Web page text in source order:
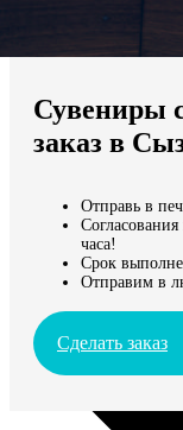
Мы доставляем по
Продолжить без
Сувениры
заказ в
Отправь в
часа!
Срок
Отправим в
Сделать заказ